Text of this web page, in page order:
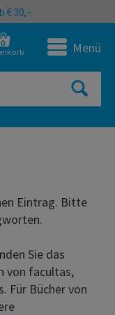
€ 30,–
0 Menü
Eintrag. Bitte
Sie das
von facultas,
Für Bücher von